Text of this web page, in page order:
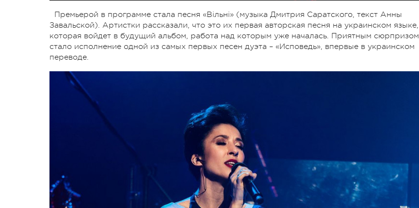
Премьерой в программе стала песня «Вільні» (музыка Дмитрия Саратского, текст Анны
Завальской). Артистки рассказали, что это их первая авторская песня на украинском языке,
которая войдет в будущий альбом, работа над которым уже началась. Приятным сюрпризом
стало исполнение одной из самых первых песен дуэта – «Исповедь», впервые в украинском
переводе.